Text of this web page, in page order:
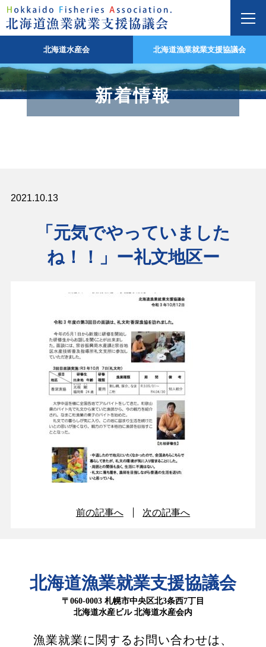
北海道水産会 北海道漁業就業支援協議会
新着情報
2021.10.13
「元気でやっていました
ね！！」ー礼文地区ー
前の記事へ 次の記事へ
北海道漁業就業支援協議会
〒060-0003 札幌市中央区北3条西7丁目
北海道水産ビル 北海道水産会内
漁業就業に関するお問い合わせは、